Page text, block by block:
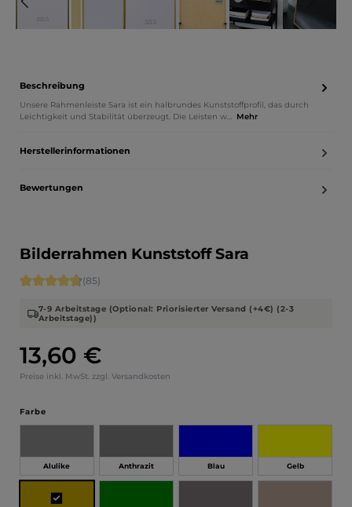
Beschreibung
Unsere Rahmenleiste Sara ist ein halbrundes Kunststoffprofil, das durch
Leichtigkeit und Stabilität überzeugt. Die Leisten w… Mehr
Herstellerinformationen
Bewertungen
Bilderrahmen Kunststoff Sara
Regulärer Preis:
13,60 €
Preise inkl. MwSt. zzgl. Versandkosten
Durchschnittliche Bewertung von 4.71 von 5 Sternen
(85)
7-9 Arbeitstage (Optional: Priorisierter Versand (+4€) (2-3
Arbeitstage))
Farbeauswählen
Alulike Anthrazit Blau Gelb